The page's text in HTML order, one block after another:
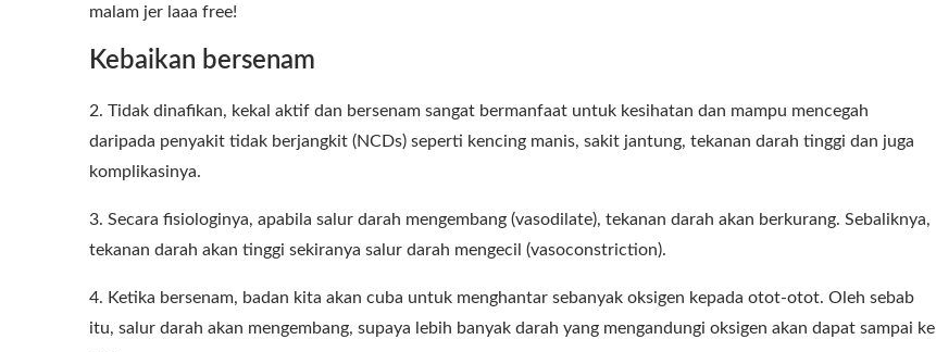
malam jer laaa free!
Kebaikan bersenam
2. Tidak dinafikan, kekal aktif dan bersenam sangat bermanfaat untuk kesihatan dan mampu mencegah
daripada penyakit tidak berjangkit (NCDs) seperti kencing manis, sakit jantung, tekanan darah tinggi dan juga
komplikasinya.
3. Secara fisiologinya, apabila salur darah mengembang (vasodilate), tekanan darah akan berkurang. Sebaliknya,
tekanan darah akan tinggi sekiranya salur darah mengecil (vasoconstriction).
4. Ketika bersenam, badan kita akan cuba untuk menghantar sebanyak oksigen kepada otot-otot. Oleh sebab
itu, salur darah akan mengembang, supaya lebih banyak darah yang mengandungi oksigen akan dapat sampai ke